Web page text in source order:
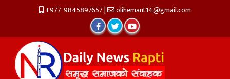
+977-9845897657| olihemant14@gmail.com